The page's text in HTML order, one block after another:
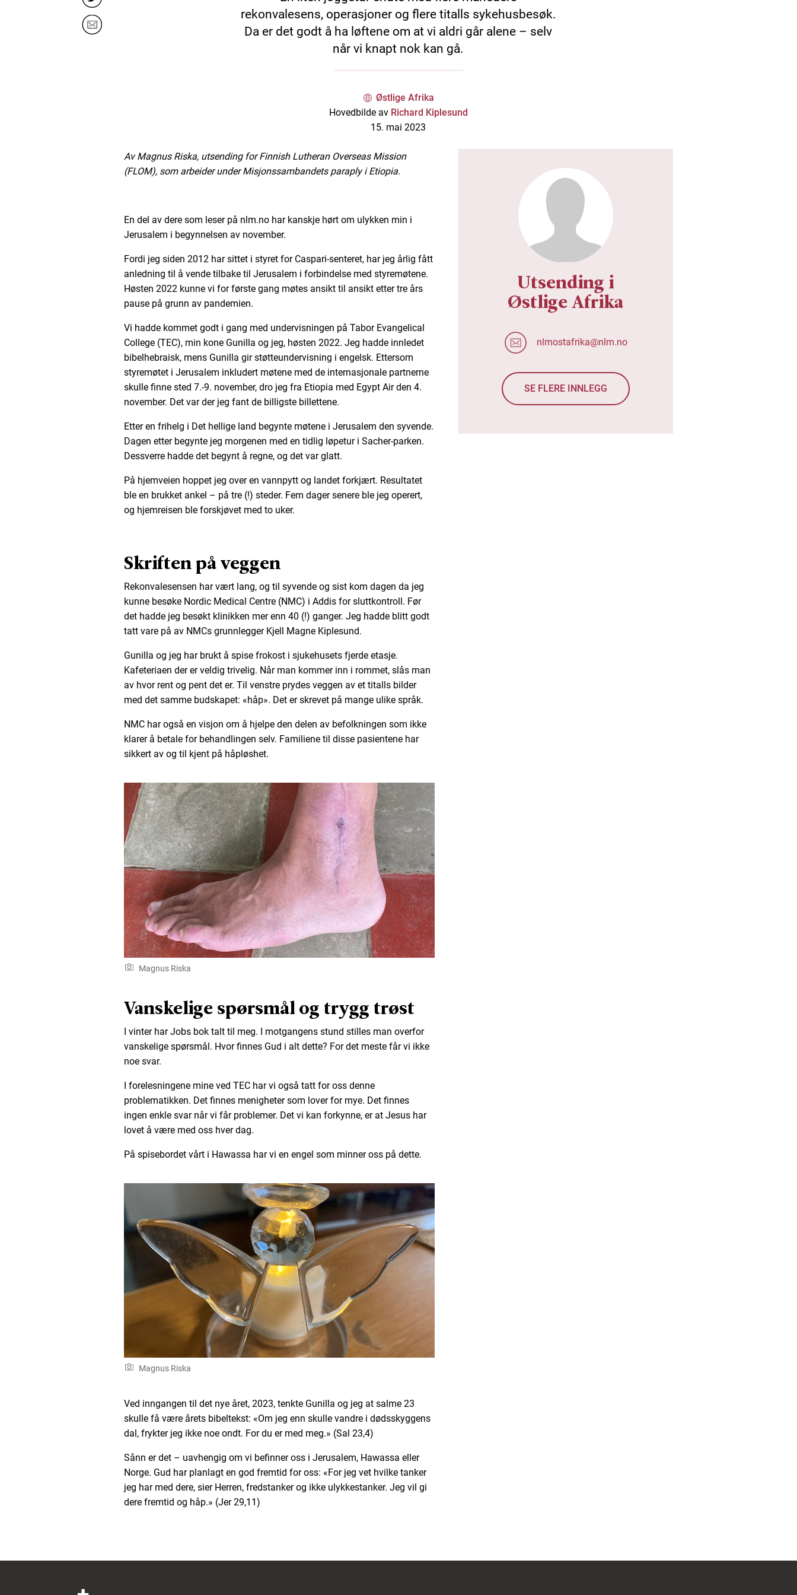
rekonvalesens, operasjoner og flere titalls sykehusbesøk.
Da er det godt å ha løftene om at vi aldri går alene – selv
når vi knapt nok kan gå.
Østlige Afrika
Hovedbilde av Richard Kiplesund
15. mai 2023
Av Magnus Riska, utsending for Finnish Lutheran Overseas Mission
(FLOM), som arbeider under Misjonssambandets paraply i Etiopia.
En del av dere som leser på nlm.no har kanskje hørt om ulykken min i
Jerusalem i begynnelsen av november.
Fordi jeg siden 2012 har sittet i styret for Caspari-senteret, har jeg årlig fått
anledning til å vende tilbake til Jerusalem i forbindelse med styremøtene.
Høsten 2022 kunne vi for første gang møtes ansikt til ansikt etter tre års
pause på grunn av pandemien.
Vi hadde kommet godt i gang med undervisningen på Tabor Evangelical
College (TEC), min kone Gunilla og jeg, høsten 2022. Jeg hadde innledet
bibelhebraisk, mens Gunilla gir støtteundervisning i engelsk. Ettersom
styremøtet i Jerusalem inkludert møtene med de internasjonale partnerne
skulle finne sted 7.-9. november, dro jeg fra Etiopia med Egypt Air den 4.
november. Det var der jeg fant de billigste billettene.
Etter en frihelg i Det hellige land begynte møtene i Jerusalem den syvende.
Dagen etter begynte jeg morgenen med en tidlig løpetur i Sacher-parken.
Dessverre hadde det begynt å regne, og det var glatt.
På hjemveien hoppet jeg over en vannpytt og landet forkjært. Resultatet
ble en brukket ankel – på tre (!) steder. Fem dager senere ble jeg operert,
og hjemreisen ble forskjøvet med to uker.
Skriften på veggen
Rekonvalesensen har vært lang, og til syvende og sist kom dagen da jeg
kunne besøke Nordic Medical Centre (NMC) i Addis for sluttkontroll. Før
det hadde jeg besøkt klinikken mer enn 40 (!) ganger. Jeg hadde blitt godt
tatt vare på av NMCs grunnlegger Kjell Magne Kiplesund.
Gunilla og jeg har brukt å spise frokost i sjukehusets fjerde etasje.
Kafeteriaen der er veldig trivelig. Når man kommer inn i rommet, slås man
av hvor rent og pent det er. Til venstre prydes veggen av et titalls bilder
med det samme budskapet: «håp». Det er skrevet på mange ulike språk.
NMC har også en visjon om å hjelpe den delen av befolkningen som ikke
klarer å betale for behandlingen selv. Familiene til disse pasientene har
sikkert av og til kjent på håpløshet.
Magnus Riska
Vanskelige spørsmål og trygg trøst
I vinter har Jobs bok talt til meg. I motgangens stund stilles man overfor
vanskelige spørsmål. Hvor finnes Gud i alt dette? For det meste får vi ikke
noe svar.
I forelesningene mine ved TEC har vi også tatt for oss denne
problematikken. Det finnes menigheter som lover for mye. Det finnes
ingen enkle svar når vi får problemer. Det vi kan forkynne, er at Jesus har
lovet å være med oss hver dag.
På spisebordet vårt i Hawassa har vi en engel som minner oss på dette.
Magnus Riska
Ved inngangen til det nye året, 2023, tenkte Gunilla og jeg at salme 23
skulle få være årets bibeltekst: «Om jeg enn skulle vandre i dødsskyggens
dal, frykter jeg ikke noe ondt. For du er med meg.» (Sal 23,4)
Sånn er det – uavhengig om vi befinner oss i Jerusalem, Hawassa eller
Norge. Gud har planlagt en god fremtid for oss: «For jeg vet hvilke tanker
jeg har med dere, sier Herren, fredstanker og ikke ulykkestanker. Jeg vil gi
dere fremtid og håp.» (Jer 29,11)
Utsending i
Østlige Afrika
nlmostafrika@nlm.no
SE FLERE INNLEGG